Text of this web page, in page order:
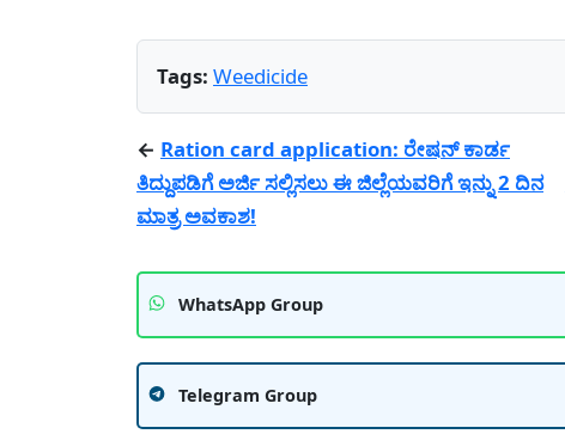
Tags: Weedicide
← Ration card application: ರೇಷನ್ ಕಾರ್ಡ
ತಿದ್ದುಪಡಿಗೆ ಅರ್ಜಿ ಸಲ್ಲಿಸಲು ಈ ಜಿಲ್ಲೆಯವರಿಗೆ ಇನ್ನು 2 ದಿನ
ಮಾತ್ರ ಅವಕಾಶ!
WhatsApp Group
Telegram Group